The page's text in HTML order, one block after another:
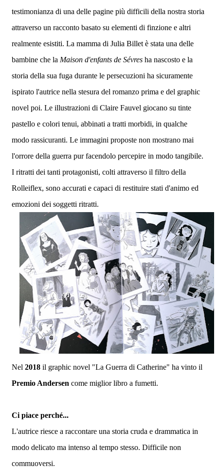
testimonianza di una delle pagine più difficili della nostra storia
attraverso un racconto basato su elementi di finzione e altri
realmente esistiti. La mamma di Julia Billet è stata una delle
bambine che la Maison d'enfants de Sévres ha nascosto e la
storia della sua fuga durante le persecuzioni ha sicuramente
ispirato l'autrice nella stesura del romanzo prima e del graphic
novel poi. Le illustrazioni di Claire Fauvel giocano su tinte
pastello e colori tenui, abbinati a tratti morbidi, in qualche
modo rassicuranti. Le immagini proposte non mostrano mai
l'orrore della guerra pur facendolo percepire in modo tangibile.
I ritratti dei tanti protagonisti, colti attraverso il filtro della
Rolleiflex, sono accurati e capaci di restituire stati d'animo ed
emozioni dei soggetti ritratti.
Nel 2018 il graphic novel "La Guerra di Catherine" ha vinto il
Premio Andersen come miglior libro a fumetti.
Ci piace perché...
L'autrice riesce a raccontare una storia cruda e drammatica in
modo delicato ma intenso al tempo stesso. Difficile non
commuoversi.